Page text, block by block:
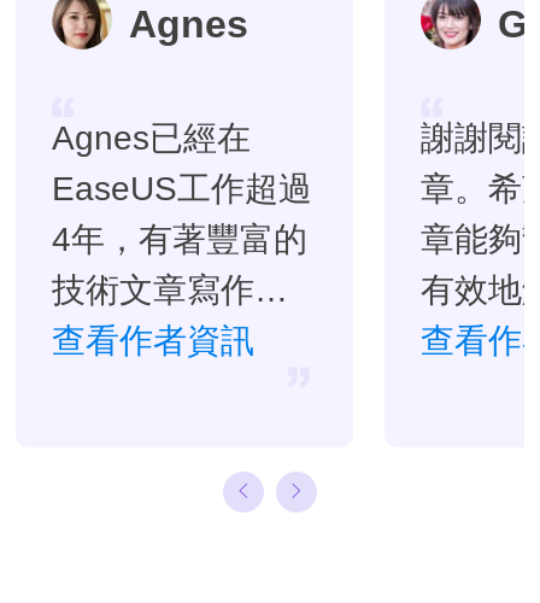
Agnes
Agnes已經在
EaseUS工作超過
4年，有著豐富的
技術文章寫作經
驗。目前，寫過
理或備份還原相
查看作者資訊
謝謝閱
章。希
章能夠
有效地
題。…
查看作